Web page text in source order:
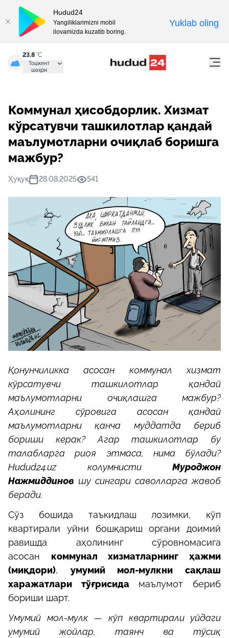
23.8 °C
Тошкент
шаҳри
Коммунал ҳисобдорлик. Хизмат
кўрсатувчи ташкилотлар қандай
маълумотларни очиқлаб боришга
мажбур?
Ҳуқуқ 28.08.2025 541
Қонунчиликка асосан коммунал хизмат
кўрсатувчи ташкилотлар қандай
маълумотларни очиқлашга мажбур?
Аҳолининг сўровига асосан қандай
маълумотларни қанча муддатда бериб
бориши керак? Агар ташкилотлар бу
талабларга риоя этмаса, нима бўлади?
Hudud24.uz колумнисти Муроджон
Нажмиддинов шу сингари саволларга жавоб
беради.
Сўз бошида таъкидлаш лозимки, кўп
квартирали уйни бошқариш органи доимий
равишда аҳолининг сўровномасига
асосан коммунал хизматларнинг ҳажми
(миқдори), умумий мол-мулкни сақлаш
харажатлари тўғрисида маълумот бериб
бориши шарт.
Умумий мол-мулк — кўп квартирали уйдаги
умумий жойлар, таянч ва тўсиқ
Hudud24
Yangiliklarimizni mobil
ilovamizda kuzatib boring.
Yuklab oling